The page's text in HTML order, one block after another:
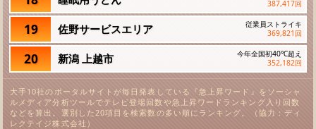
387,417回
19 佐野サービスエリア
従業員ストライキ
369,821 回
20 新潟 上越市
今年全国初40℃超え
352,182回
大手10社のポータルサイトが毎日発表している『急上昇ワード』をソーシャ
ルメディア分析ツールでテレビ登場回数や急上昇ワードランキング入り回数
などを算出。選別した20項目を検索数の多い順にランキング。（協力：ディ
レクテイジ株式会社）